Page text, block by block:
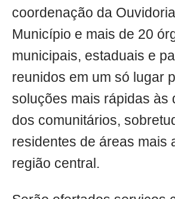
coordenação da
Município e mais de 20
municipais, estaduais e
reunidos em um só lugar
soluções mais rápidas às
dos comunitários,
residentes de áreas mais
região central.